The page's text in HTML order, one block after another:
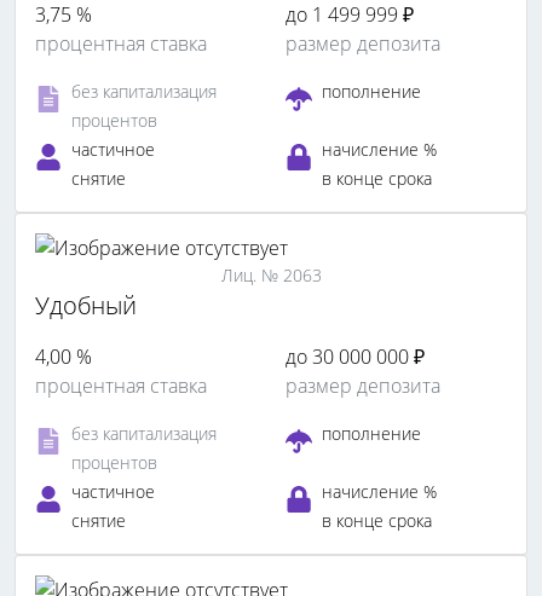
3,75 %
процентная ставка
до 1 499 999 ₽
размер депозита
без капитализация
процентов
пополнение
частичное
снятие
начисление %
в конце срока
Лиц. № 2063
Удобный
4,00 %
процентная ставка
до 30 000 000 ₽
размер депозита
без капитализация
процентов
пополнение
частичное
снятие
начисление %
в конце срока